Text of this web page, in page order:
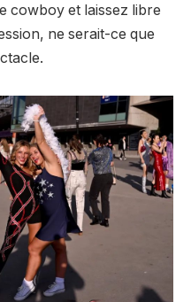
cowboy et laissez libre
ne serait-ce que